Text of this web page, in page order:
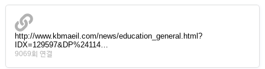
http://www.kbmaeil.com/news/education_general.html?
IDX=129597&DP%24114…
9069회 연결